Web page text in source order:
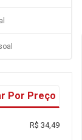
Por Preço
R$ 34,49